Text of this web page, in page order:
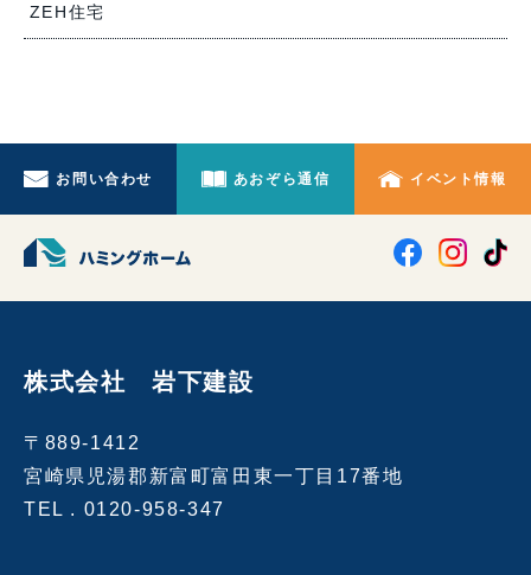
ZEH住宅
お問い合わせ あおぞら通信 イベント情報
株式会社 岩下建設
〒889-1412
宮崎県児湯郡新富町富田東一丁目17番地
TEL . 0120-958-347